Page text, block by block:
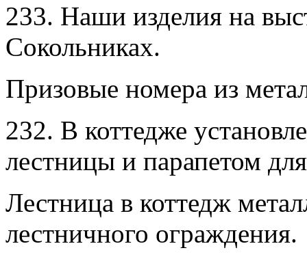
233. Наши изделия на
Сокольниках.
Призовые номера из
232. В коттедже
лестницы и парапетом
Лестница в коттедж
лестничного ограждения.